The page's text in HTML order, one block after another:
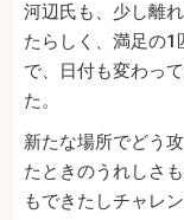
河辺氏も、少し離
たらしく、満足の
で、日付も変わっ
た。
新たな場所でどう
たときのうれしさ
もできたしチャレ